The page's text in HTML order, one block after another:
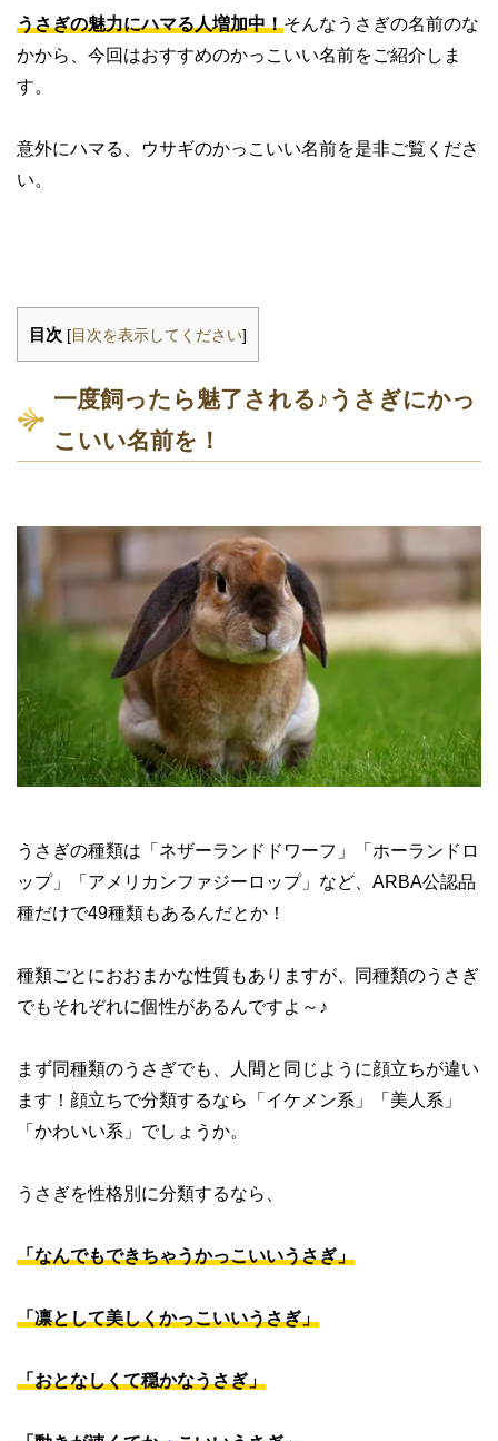
うさぎの魅力にハマる人増加中！そんなうさぎの名前のな
かから、今回はおすすめのかっこいい名前をご紹介しま
す。
意外にハマる、ウサギのかっこいい名前を是非ご覧くださ
い。
目次 [目次を表示してください]
一度飼ったら魅了される♪うさぎにかっ
こいい名前を！
うさぎの種類は「ネザーランドドワーフ」「ホーランドロ
ップ」「アメリカンファジーロップ」など、ARBA公認品
種だけで49種類もあるんだとか！
種類ごとにおおまかな性質もありますが、同種類のうさぎ
でもそれぞれに個性があるんですよ～♪
まず同種類のうさぎでも、人間と同じように顔立ちが違い
ます！顔立ちで分類するなら「イケメン系」「美人系」
「かわいい系」でしょうか。
うさぎを性格別に分類するなら、
「なんでもできちゃうかっこいいうさぎ」
「凛として美しくかっこいいうさぎ」
「おとなしくて穏かなうさぎ」